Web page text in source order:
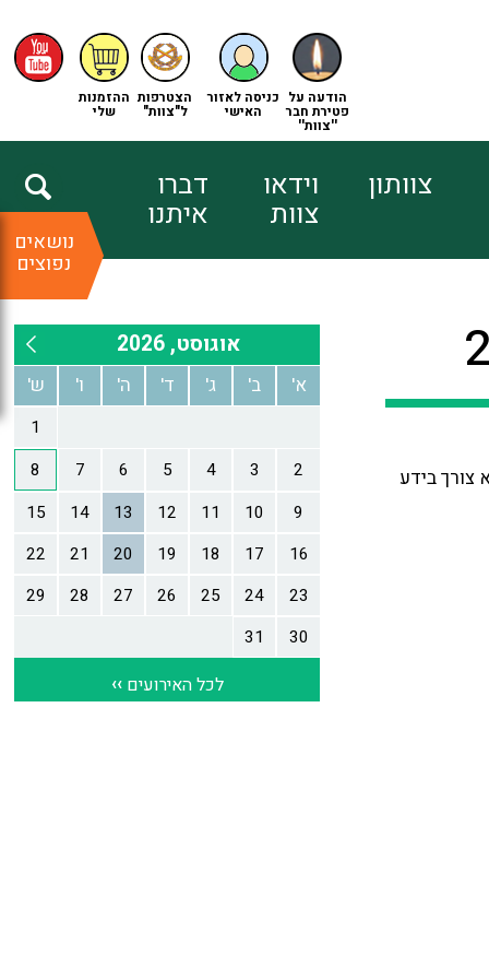
ההזמנות
שלי
הצטרפות
ל"צוות"
כניסה לאזור
האישי
הודעה על
פטירת חבר
''צוות''
צוותון וידאו
צוות
דברו
איתנו
נושאים
נפוצים
צורך בידע